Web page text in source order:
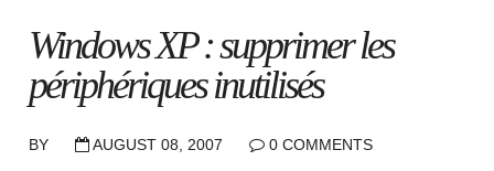
Windows XP : supprimer les
périphériques inutilisés
BY AUGUST 08, 2007 0 COMMENTS